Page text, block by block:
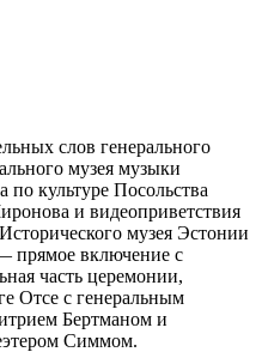
слов генерального
музея музыки
культуре Посольства
и видеоприветствия
музея Эстонии
прямое включение с
часть церемонии,
Отсе с генеральным
Бертманом и
Симмом.